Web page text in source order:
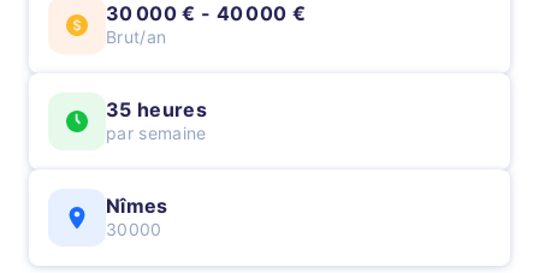
30 000 € - 40 000 €
Brut/an
35 heures
par semaine
Nîmes
30000